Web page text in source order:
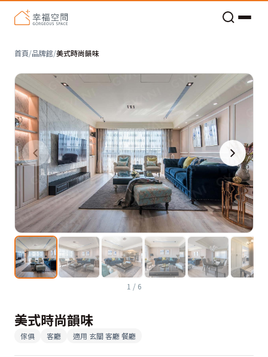
首頁/品牌館/美式時尚韻味
1 / 6
美式時尚韻味
傢俱 客廳 適用 玄關 客廳 餐廳